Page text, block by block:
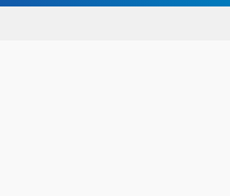
Kikin Siapkan Program untuk Memajukan NU